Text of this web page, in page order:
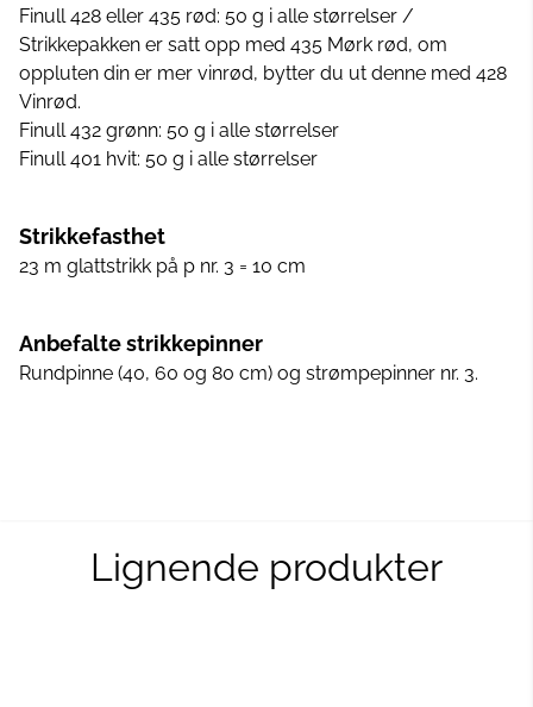
Finull 428 eller 435 rød: 50 g i alle størrelser /
Strikkepakken er satt opp med 435 Mørk rød, om
oppluten din er mer vinrød, bytter du ut denne med 428
Vinrød.
Finull 432 grønn: 50 g i alle størrelser
Finull 401 hvit: 50 g i alle størrelser
Strikkefasthet
23 m glattstrikk på p nr. 3 = 10 cm
Anbefalte strikkepinner
Rundpinne (40, 60 og 80 cm) og strømpepinner nr. 3.
Lignende produkter